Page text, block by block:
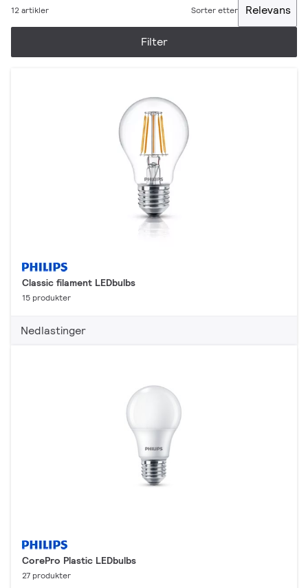
12 artikler Sorter etter Relevans
Filter
Classic filament LEDbulbs
15 produkter
Nedlastinger
CorePro Plastic LEDbulbs
27 produkter